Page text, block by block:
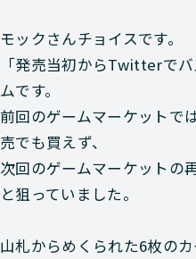
モックさんチョイスです。
「発売当初からTwitterで
ムです。
前回のゲームマーケットで
売でも買えず、
次回のゲームマーケットの
と狙っていました。
山札からめくられた6枚の